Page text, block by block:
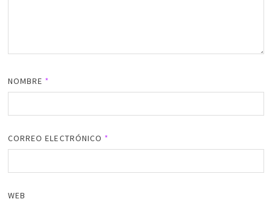
NOMBRE *
CORREO ELECTRÓNICO *
WEB